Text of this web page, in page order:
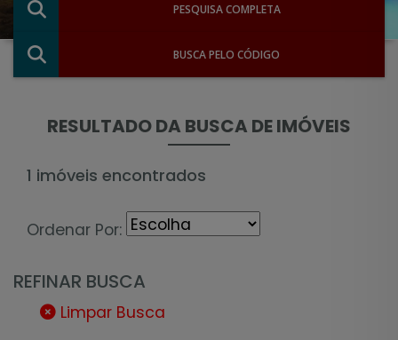
PESQUISA COMPLETA
BUSCA PELO CÓDIGO
RESULTADO DA BUSCA DE IMÓVEIS
1 imóveis encontrados
Ordenar Por:
REFINAR BUSCA
Limpar Busca